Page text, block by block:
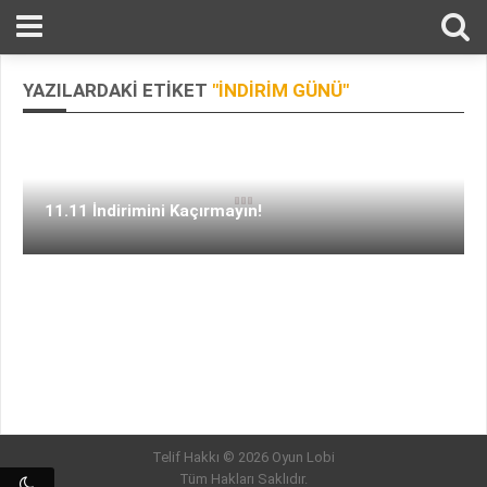
YAZILARDAKI ETIKET "İNDIRIM GÜNÜ"
11.11 İndirimini Kaçırmayın!
Telif Hakkı © 2026 Oyun Lobi
Tüm Hakları Saklıdır.